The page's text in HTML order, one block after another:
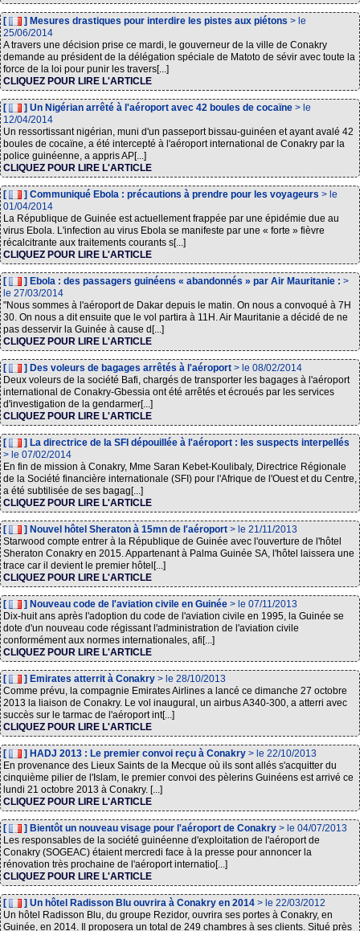
[ ] Mesures drastiques pour interdire les pistes aux piétons > le
25/06/2014
A travers une décision prise ce mardi, le gouverneur de la ville de Conakry
demande au président de la délégation spéciale de Matoto de sévir avec toute la
force de la loi pour punir les travers[...]
CLIQUEZ POUR LIRE L'ARTICLE
[ ] Un Nigérian arrêté à l'aéroport avec 42 boules de cocaïne > le
12/04/2014
Un ressortissant nigérian, muni d'un passeport bissau-guinéen et ayant avalé 42
boules de cocaïne, a été intercepté à l'aéroport international de Conakry par la
police guinéenne, a appris AP[...]
CLIQUEZ POUR LIRE L'ARTICLE
[ ] Communiqué Ebola : précautions à prendre pour les voyageurs > le
01/04/2014
La République de Guinée est actuellement frappée par une épidémie due au
virus Ebola. L'infection au virus Ebola se manifeste par une « forte » fièvre
récalcitrante aux traitements courants s[...]
CLIQUEZ POUR LIRE L'ARTICLE
[ ] Ebola : des passagers guinéens « abandonnés » par Air Mauritanie : >
le 27/03/2014
"Nous sommes à l'aéroport de Dakar depuis le matin. On nous a convoqué à 7H
30. On nous a dit ensuite que le vol partira à 11H. Air Mauritanie a décidé de ne
pas desservir la Guinée à cause d[...]
CLIQUEZ POUR LIRE L'ARTICLE
[ ] Des voleurs de bagages arrêtés à l'aéroport > le 08/02/2014
Deux voleurs de la société Bafi, chargés de transporter les bagages à l'aéroport
international de Conakry-Gbessia ont été arrêtés et écroués par les services
d'investigation de la gendarmer[...]
CLIQUEZ POUR LIRE L'ARTICLE
[
] La directrice de la SFI dépouillée à l'aéroport : les suspects interpellés
> le 07/02/2014
En fin de mission à Conakry, Mme Saran Kebet-Koulibaly, Directrice Régionale
de la Société financière internationale (SFI) pour l'Afrique de l'Ouest et du Centre,
a été subtilisée de ses bagag[...]
CLIQUEZ POUR LIRE L'ARTICLE
[ ] Nouvel hôtel Sheraton à 15mn de l'aéroport > le 21/11/2013
Starwood compte entrer à la République de Guinée avec l'ouverture de l'hôtel
Sheraton Conakry en 2015. Appartenant à Palma Guinée SA, l'hôtel laissera une
trace car il devient le premier hôtel[...]
CLIQUEZ POUR LIRE L'ARTICLE
[ ] Nouveau code de l'aviation civile en Guinée > le 07/11/2013
Dix-huit ans après l'adoption du code de l'aviation civile en 1995, la Guinée se
dote d'un nouveau code régissant l'administration de l'aviation civile
conformément aux normes internationales, afi[...]
CLIQUEZ POUR LIRE L'ARTICLE
[ ] Emirates atterrit à Conakry > le 28/10/2013
Comme prévu, la compagnie Emirates Airlines a lancé ce dimanche 27 octobre
2013 la liaison de Conakry. Le vol inaugural, un airbus A340-300, a atterri avec
succès sur le tarmac de l'aéroport int[...]
CLIQUEZ POUR LIRE L'ARTICLE
[ ] HADJ 2013 : Le premier convoi reçu à Conakry > le 22/10/2013
En provenance des Lieux Saints de la Mecque où ils sont allés s'acquitter du
cinquième pilier de l'Islam, le premier convoi des pèlerins Guinéens est arrivé ce
lundi 21 octobre 2013 à Conakry. [...]
CLIQUEZ POUR LIRE L'ARTICLE
[ ] Bientôt un nouveau visage pour l'aéroport de Conakry > le 04/07/2013
Les responsables de la société guinéenne d'exploitation de l'aéroport de
Conakry (SOGEAC) étaient mercredi face à la presse pour annoncer la
rénovation très prochaine de l'aéroport internatio[...]
CLIQUEZ POUR LIRE L'ARTICLE
[ ] Un hôtel Radisson Blu ouvrira à Conakry en 2014 > le 22/03/2012
Un hôtel Radisson Blu, du groupe Rezidor, ouvrira ses portes à Conakry, en
Guinée, en 2014. Il proposera un total de 249 chambres à ses clients. Situé près